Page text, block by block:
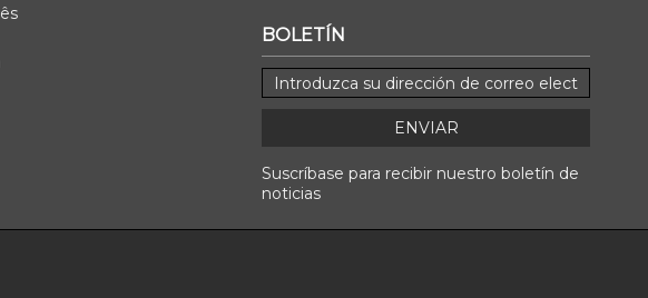
BOLETÍN
ENVIAR
Suscríbase para recibir nuestro boletín de
noticias